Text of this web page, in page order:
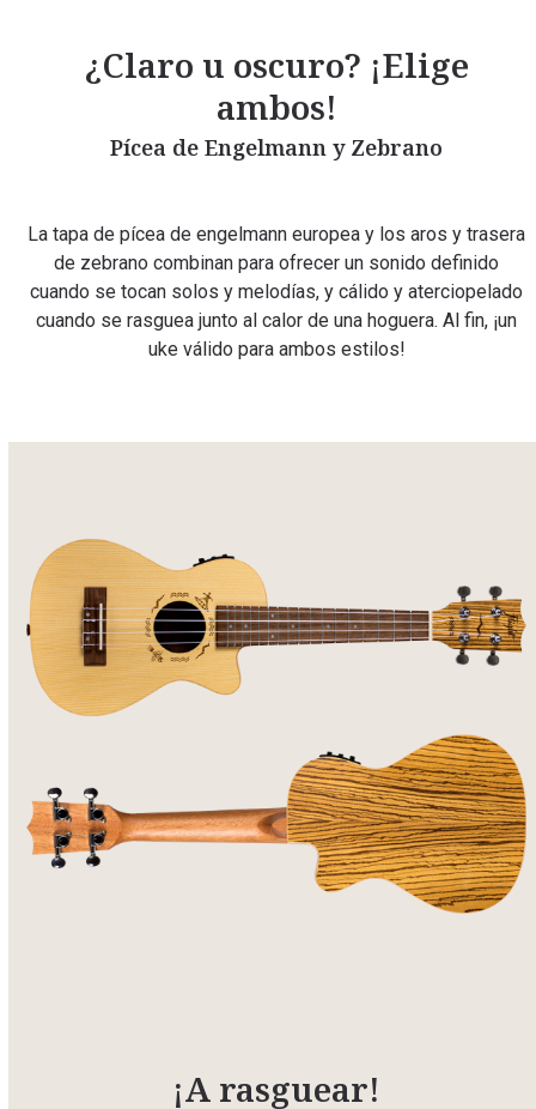
¿Claro u oscuro? ¡Elige
ambos!
Pícea de Engelmann y Zebrano
La tapa de pícea de engelmann europea y los aros y trasera
de zebrano combinan para ofrecer un sonido definido
cuando se tocan solos y melodías, y cálido y aterciopelado
cuando se rasguea junto al calor de una hoguera. Al fin, ¡un
uke válido para ambos estilos!
¡A rasguear!